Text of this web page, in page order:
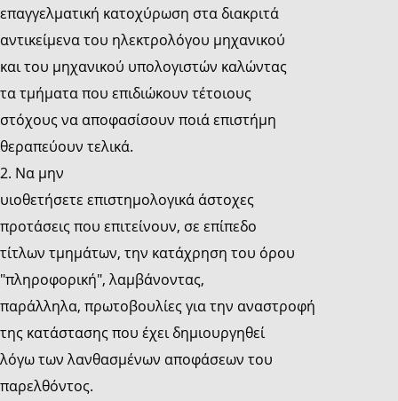
επαγγελματική κατοχύρωση στα διακριτά
αντικείμενα του ηλεκτρολόγου μηχανικού
και του μηχανικού υπολογιστών καλώντας
τα τμήματα που επιδιώκουν τέτοιους
στόχους να αποφασίσουν ποιά επιστήμη
θεραπεύουν τελικά.
2. Να μην
υιοθετήσετε επιστημολογικά άστοχες
προτάσεις που επιτείνουν, σε επίπεδο
τίτλων τμημάτων, την κατάχρηση του όρου
"πληροφορική", λαμβάνοντας,
παράλληλα, πρωτοβουλίες για την αναστροφή
της κατάστασης που έχει δημιουργηθεί
λόγω των λανθασμένων αποφάσεων του
παρελθόντος.